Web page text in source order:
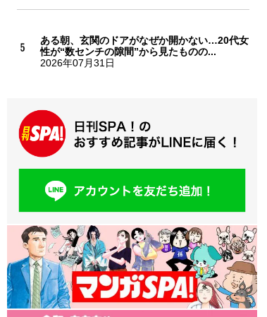
ある朝、玄関のドアがなぜか開かない…20代女
性が“数センチの隙間”から見たものの...
2026年07月31日